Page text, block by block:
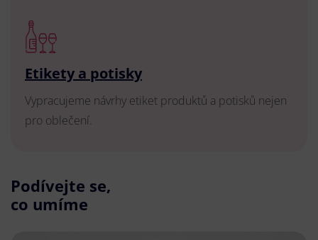
Etikety a potisky
Vypracujeme návrhy etiket produktů a potisků nejen
pro oblečení.
Podívejte se,
co umíme